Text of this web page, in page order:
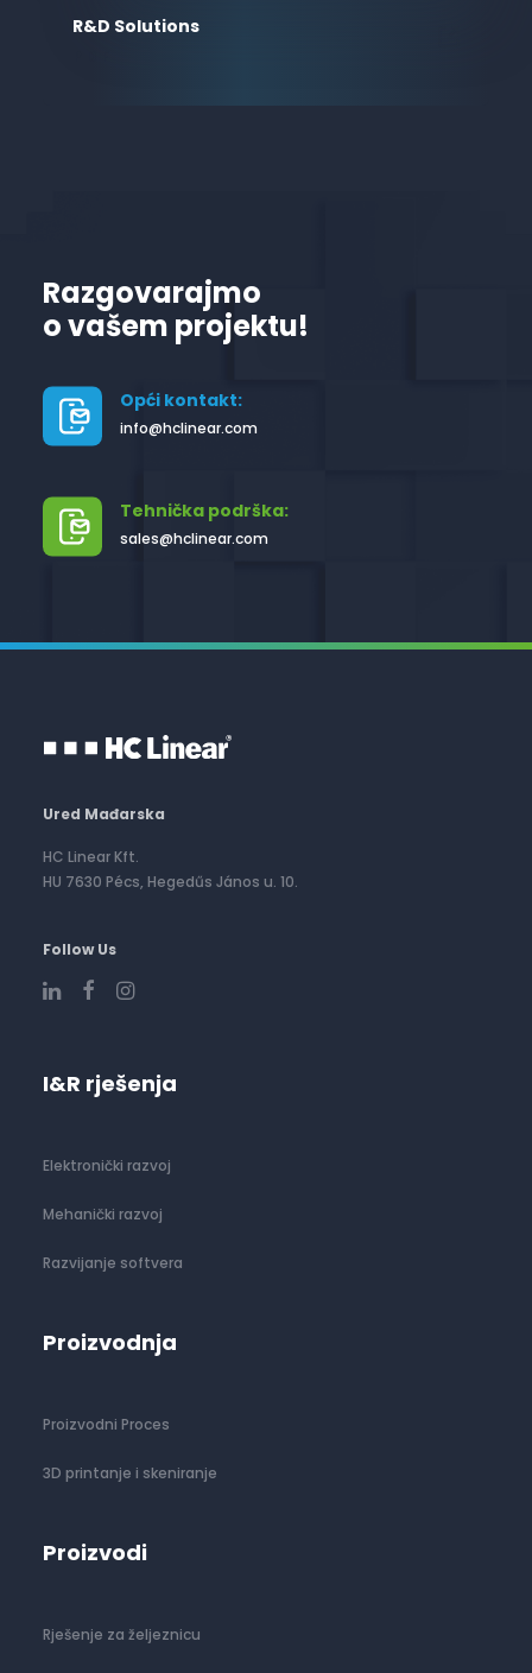
R&D Solutions
Razgovarajmo
o vašem projektu!
Opći kontakt:
info@hclinear.com
Tehnička podrška:
sales@hclinear.com
Ured Mađarska
HC Linear Kft.
HU 7630 Pécs, Hegedűs János u. 10.
Follow Us
I&R rješenja
Elektronički razvoj
Mehanički razvoj
Razvijanje softvera
Proizvodnja
Proizvodni Proces
3D printanje i skeniranje
Proizvodi
Rješenje za željeznicu